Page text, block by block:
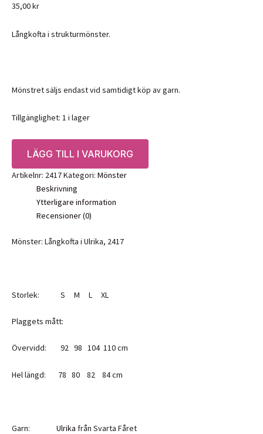
35,00kr
Långkofta i strukturmönster.
Mönstret säljs endast vid samtidigt köp av garn.
Tillgänglighet: 1 i lager
Långkofta
i
mängd
LÄGG TILL I VARUKORG
Artikelnr: 2417Kategori: Mönster
Beskrivning
Ytterligare information
Recensioner (0)
Mönster: Långkofta i Ulrika, 2417
Storlek: S M L XL
Plaggets mått:
Övervidd: 92 98 104 110 cm
Hel längd: 78 80 82 84 cm
Garn: Ulrika från Svarta Fåret